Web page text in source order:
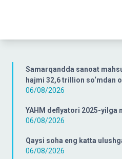
Samarqandda sanoat
hajmi 32,6 trillion so‘mdan
06/08/2026
YAHM deflyatori 2025-yilga
06/08/2026
Qaysi soha eng katta
06/08/2026